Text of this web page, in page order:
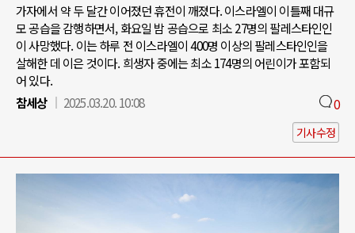
가자에서 약 두 달간 이어졌던 휴전이 깨졌다. 이스라엘이 이틀째 대규
모 공습을 감행하면서, 화요일 밤 공습으로 최소 27명의 팔레스타인인
이 사망했다. 이는 하루 전 이스라엘이 400명 이상의 팔레스타인인을
살해한 데 이은 것이다. 희생자 중에는 최소 174명의 어린이가 포함되
어 있다.
참세상
2025.03.20. 10:08 0
기사수정